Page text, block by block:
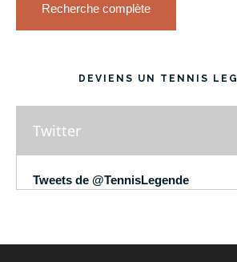
Recherche complète
DEVIENS UN TENNIS
Twitter
Tweets de @TennisLegende